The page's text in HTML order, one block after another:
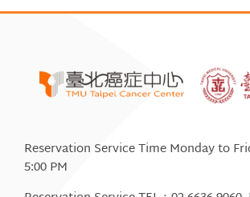
Reservation Service Time Monday to
5:00 PM